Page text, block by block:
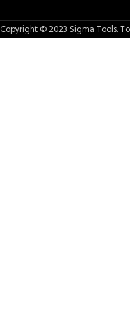
Copyright © 2023 Sigma Tools.